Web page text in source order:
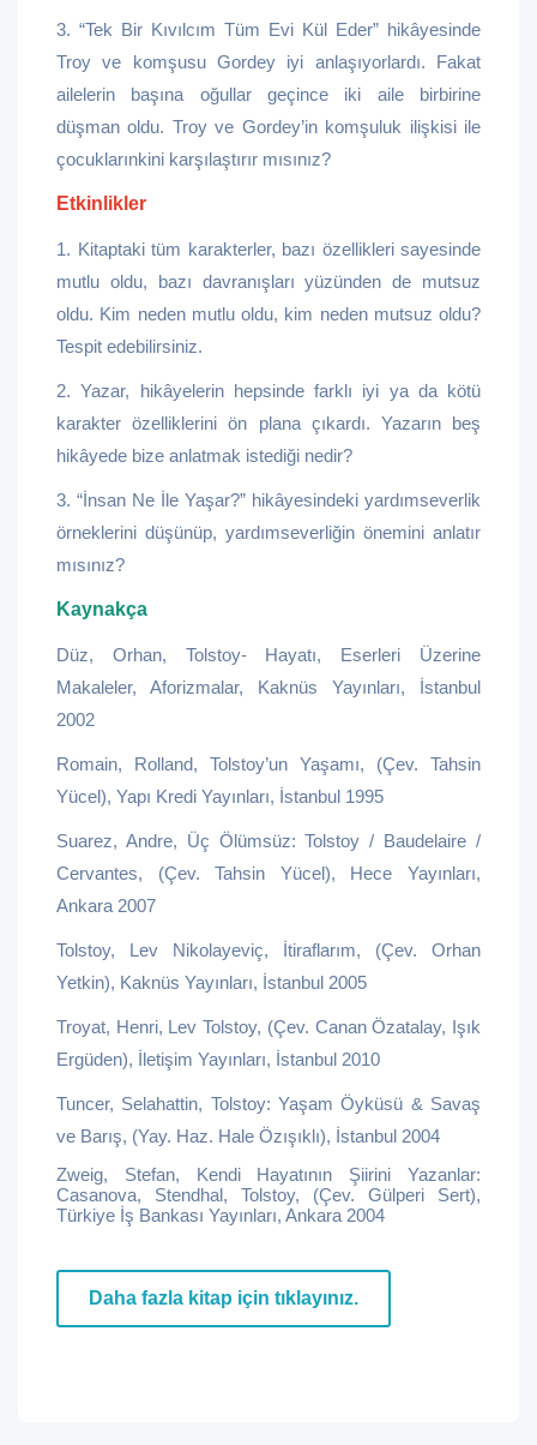
3. “Tek Bir Kıvılcım Tüm Evi Kül Eder” hikâyesinde
Troy ve komşusu Gordey iyi anlaşıyorlardı. Fakat
ailelerin başına oğullar geçince iki aile birbirine
düşman oldu. Troy ve Gordey’in komşuluk ilişkisi ile
çocuklarınkini karşılaştırır mısınız?
Etkinlikler
1. Kitaptaki tüm karakterler, bazı özellikleri sayesinde
mutlu oldu, bazı davranışları yüzünden de mutsuz
oldu. Kim neden mutlu oldu, kim neden mutsuz oldu?
Tespit edebilirsiniz.
2. Yazar, hikâyelerin hepsinde farklı iyi ya da kötü
karakter özelliklerini ön plana çıkardı. Yazarın beş
hikâyede bize anlatmak istediği nedir?
3. “İnsan Ne İle Yaşar?” hikâyesindeki yardımseverlik
örneklerini düşünüp, yardımseverliğin önemini anlatır
mısınız?
Kaynakça
Düz, Orhan, Tolstoy- Hayatı, Eserleri Üzerine
Makaleler, Aforizmalar, Kaknüs Yayınları, İstanbul
2002
Romain, Rolland, Tolstoy’un Yaşamı, (Çev. Tahsin
Yücel), Yapı Kredi Yayınları, İstanbul 1995
Suarez, Andre, Üç Ölümsüz: Tolstoy / Baudelaire /
Cervantes, (Çev. Tahsin Yücel), Hece Yayınları,
Ankara 2007
Tolstoy, Lev Nikolayeviç, İtiraflarım, (Çev. Orhan
Yetkin), Kaknüs Yayınları, İstanbul 2005
Troyat, Henri, Lev Tolstoy, (Çev. Canan Özatalay, Işık
Ergüden), İletişim Yayınları, İstanbul 2010
Tuncer, Selahattin, Tolstoy: Yaşam Öyküsü & Savaş
ve Barış, (Yay. Haz. Hale Özışıklı), İstanbul 2004
Zweig, Stefan, Kendi Hayatının Şiirini Yazanlar:
Casanova, Stendhal, Tolstoy, (Çev. Gülperi Sert),
Türkiye İş Bankası Yayınları, Ankara 2004
Daha fazla kitap için tıklayınız.